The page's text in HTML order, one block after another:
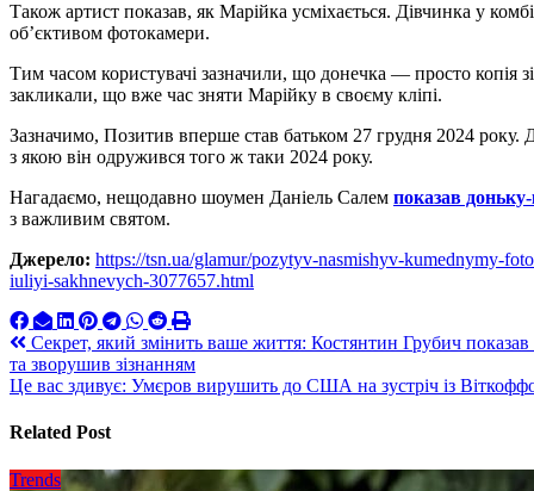
Також артист показав, як Марійка усміхається. Дівчинка у
об’єктивом фотокамери.
Тим часом користувачі зазначили, що донечка — просто копія
закликали, що вже час зняти Марійку в своєму кліпі.
Зазначимо, Позитив вперше став батьком 27 грудня 2024
з якою він одружився того ж таки 2024 року.
Нагадаємо, нещодавно шоумен Даніель Салем показав
з важливим святом.
Джерело: https://tsn.ua/glamur/pozytyv-nasmishyv-kumednymy-
iuliyi-sakhnevych-3077657.html
Навигация
по
Секрет, який змінить ваше життя: Костянтин Грубич показав
та зворушив зізнанням
Це вас здивує: Умєров вирушить до США на зустріч із
Related Post
Trends